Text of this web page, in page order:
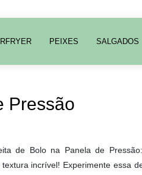
PEIXES SALGADOS
Pressão
de Bolo na Panela de
textura incrível! Experimente essa